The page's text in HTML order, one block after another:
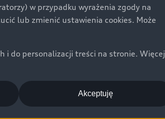
w przypadku wyrażenia zgody na
lub zmienić ustawienia cookies. Może
i do personalizacji treści na stronie. Więcej
Akceptuję